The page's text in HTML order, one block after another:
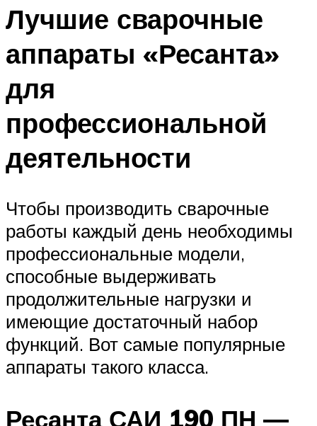
Лучшие сварочные
аппараты «Ресанта»
для
профессиональной
деятельности
Чтобы производить сварочные
работы каждый день необходимы
профессиональные модели,
способные выдерживать
продолжительные нагрузки и
имеющие достаточный набор
функций. Вот самые популярные
аппараты такого класса.
Ресанта САИ 190 ПН —